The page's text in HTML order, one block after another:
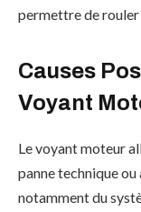
permettre de
Causes
Voyant
Le voyant moteur
panne technique ou
notamment du